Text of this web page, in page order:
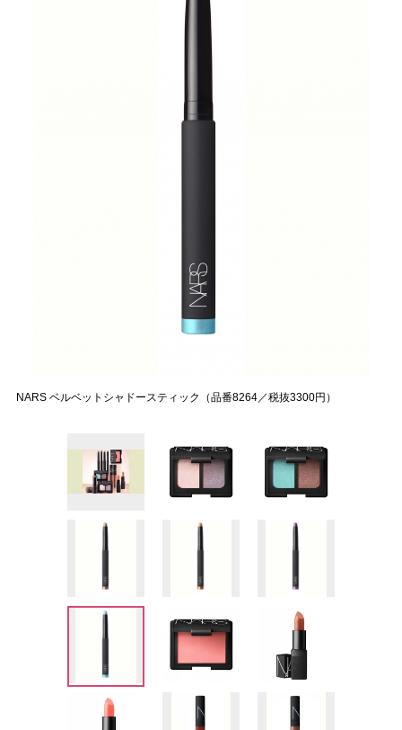
NARS ベルベットシャドースティック（品番8264／税抜3300円）